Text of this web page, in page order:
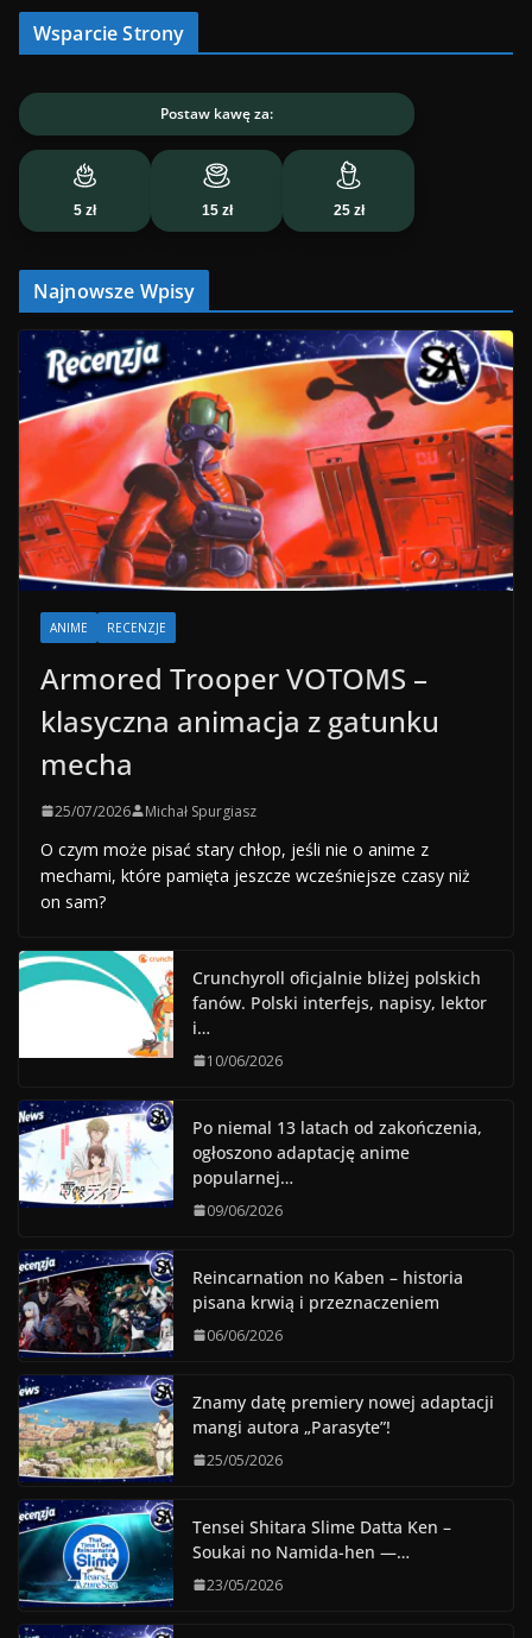
Wsparcie Strony
Postaw kawę za:
5 zł 15 zł 25 zł
Najnowsze Wpisy
ANIME RECENZJE
Armored Trooper VOTOMS –
klasyczna animacja z gatunku
mecha
25/07/2026 Michał Spurgiasz
O czym może pisać stary chłop, jeśli nie o anime z
mechami, które pamięta jeszcze wcześniejsze czasy niż
on sam?
Crunchyroll oficjalnie bliżej polskich
fanów. Polski interfejs, napisy, lektor
i…
10/06/2026
Po niemal 13 latach od zakończenia,
ogłoszono adaptację anime
popularnej…
09/06/2026
Reincarnation no Kaben – historia
pisana krwią i przeznaczeniem
06/06/2026
Znamy datę premiery nowej adaptacji
mangi autora „Parasyte”!
25/05/2026
Tensei Shitara Slime Datta Ken –
Soukai no Namida-hen —…
23/05/2026